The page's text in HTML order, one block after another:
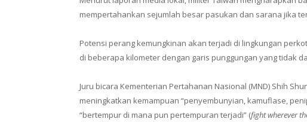
mempertahankan sejumlah besar pasukan dan sarana jika
Potensi perang kemungkinan akan terjadi di lingkungan
di beberapa kilometer dengan garis punggungan yang tidak
Juru bicara Kementerian Pertahanan Nasional (MND) Shih
meningkatkan kemampuan “penyembunyian, kamuflase,
“bertempur di mana pun pertempuran terjadi” (fight wherever